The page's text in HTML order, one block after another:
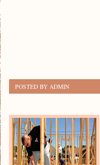
POSTED BY ADMIN